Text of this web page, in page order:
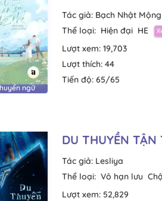
ngữ
Tác giả: Bạch Nhật
Thể loại: Hiện đại HE
Lượt xem: 19,703
Lượt thích: 44
Tiến độ: 65/65
DU THUYỀN TẬN
Tác giả: Lesliya
Thể loại: Vô hạn lưu
Lượt xem: 52,829